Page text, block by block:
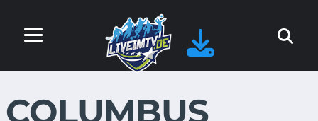
COLUMBUS